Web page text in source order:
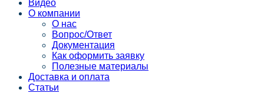
Видео
О компании
О нас
Вопрос/Ответ
Документация
Как оформить заявку
Полезные материалы
Доставка и оплата
Статьи